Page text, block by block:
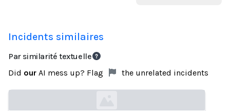
Incidents similaires
Par similarité textuelle
Did our AI mess up? Flag the unrelated incidents